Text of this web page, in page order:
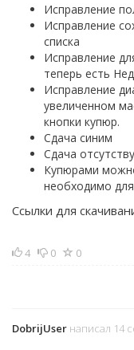
Исправление
Исправление
списка
Исправление
теперь есть
Исправление
увеличенном
кнопки купюр.
Сдача синим
Сдача
Купюрами
необходимо
Ссылки для
4 0 0
DobrijUser написал 14